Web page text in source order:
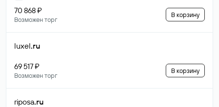
70 868 ₽
Возможен торг
В корзину
luxel.ru
69 517 ₽
Возможен торг
В корзину
riposa.ru